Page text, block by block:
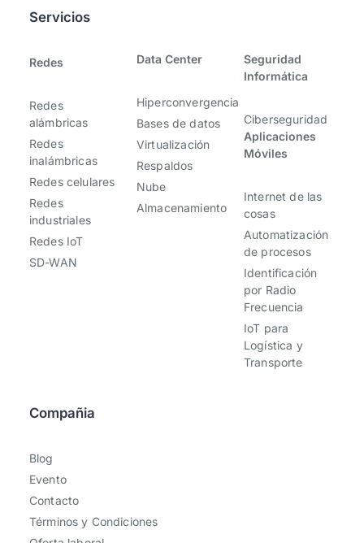
Servicios
Redes
Redes
alámbricas
Redes
inalámbricas
Redes celulares
Redes
industriales
Redes IoT
SD-WAN
Data Center
Hiperconvergencia
Bases de datos
Virtualización
Respaldos
Nube
Almacenamiento
Seguridad
Informática
Ciberseguridad
Aplicaciones
Móviles
Internet de las
cosas
Automatización
de procesos
Identificación
por Radio
Frecuencia
IoT para
Logística y
Transporte
Compañia
Blog
Evento
Contacto
Términos y Condiciones